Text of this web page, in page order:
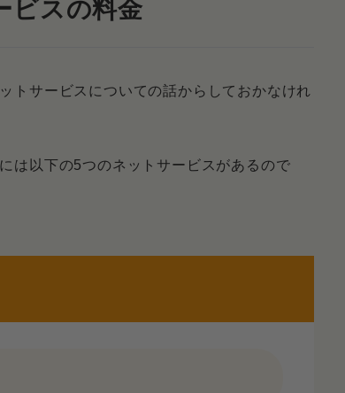
タンダード
やオプション
ビスの料金
トサービスについての話からしておかなけれ
は以下の5つのネットサービスがあるので